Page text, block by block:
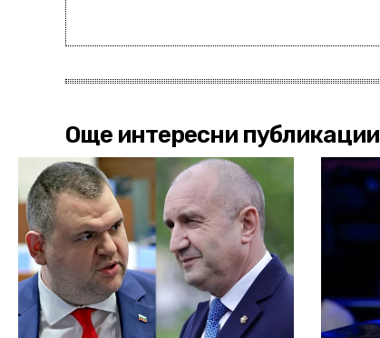
Още интересни публикации